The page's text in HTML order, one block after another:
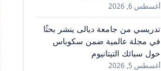
أغسطس 6, 2026
تدريسي من جامعة ديالى ينشر بحثًا
في مجلة عالمية ضمن سكوباس
حول سبائك التيتانيوم
أغسطس 5, 2026